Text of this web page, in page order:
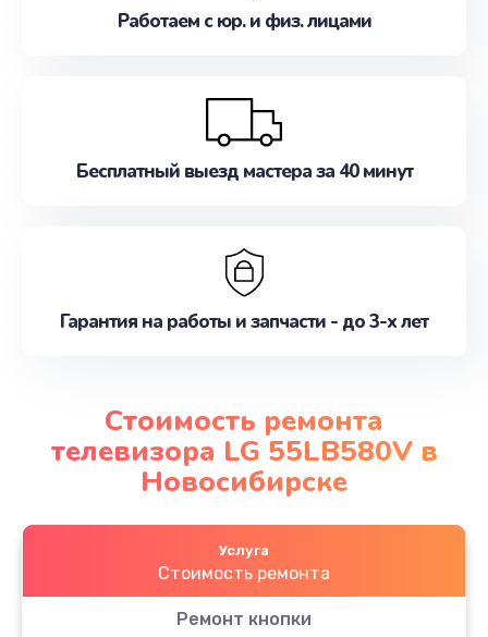
Работаем с юр. и физ. лицами
Бесплатный выезд мастера за 40 минут
Гарантия на работы и запчасти - до 3-х лет
Стоимость ремонта
телевизора LG 55LB580V в
Новосибирске
Услуга
Стоимость ремонта
Ремонт кнопки